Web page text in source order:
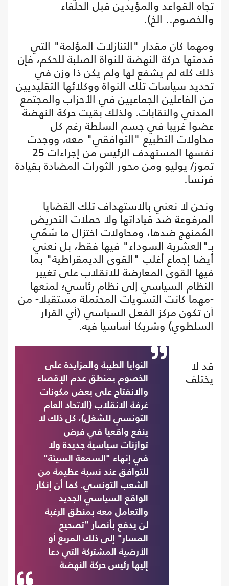
تجاه القواعد والمؤيدين قبل الحلفاء
والخصوم.. الخ).
ومهما كان مقدار "التنازلات المؤلمة" التي
قدمتها حركة النهضة للنواة الصلبة للحكم، فإن
ذلك كله لم يشفع لها ولم يكن ذا وزن في
تحديد سياسات تلك النواة ووكلائها التقليديين
من الفاعلين الجماعيين في الأحزاب والمجتمع
المدني والنقابات. ولذلك بقيت حركة النهضة
عضوا غريبا في جسم السلطة رغم كل
محاولات التطبيع "التوافقي" معه، ووجدت
نفسها المستهدف الرئيس من إجراءات 25
تموز/ يوليو ومن محور الثورات المضادة بقيادة
فرنسا.
ونحن لا نعني بالاستهداف تلك القضايا
المرفوعة ضد قياداتها ولا حملات التحريض
المُمنهج ضدها، ومحاولات اختزال ما سُمّي
بـ"العشرية السوداء" فيها فقط، بل نعني
أيضا إجماع أغلب "القوى الديمقراطية" بما
فيها القوى المعارضة للانقلاب على تغيير
النظام السياسي إلى نظام رئاسي؛ لمنعها
-مهما كانت التسويات المحتملة مستقبلا- من
أن تكون مركز الفعل السياسي (أي القرار
السلطوي) وشريكا أساسيا فيه.
النوايا الطيبة والمزايدة على
الخصوم بمنطق عدم الإقصاء
والانفتاح على بعض مكونات
غرفة الانقلاب (الاتحاد العام
التونسي للشغل)، كل ذلك لا
ينفع واقعيا في فرض
توازنات سياسية جديدة ولا
في إنهاء "السمعة السيئة"
للتوافق عند نسبة عظيمة من
الشعب التونسي. كما أن إنكار
الواقع السياسي الجديد
والتعامل معه بمنطق الرغبة
لن يدفع بأنصار "تصحيح
المسار" إلى ذلك المربع أو
الأرضية المشتركة التي دعا
إليها رئيس حركة النهضة
قد لا
يختلف